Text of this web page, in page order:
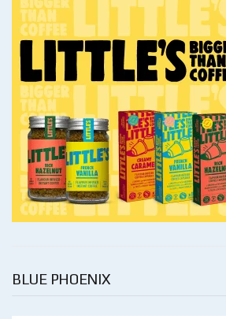
BLUE PHOENIX